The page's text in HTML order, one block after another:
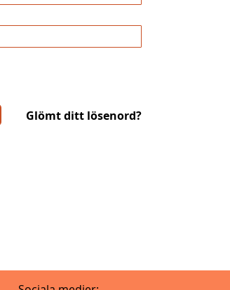
Glömt ditt lösenord?